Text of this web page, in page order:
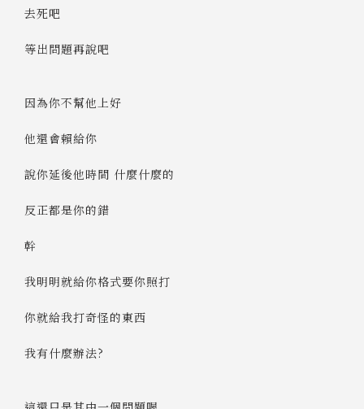
去死吧
等出問題再說吧
因為你不幫他上好
他還會賴給你
說你延後他時間 什麼什麼的
反正都是你的錯
幹
我明明就給你格式要你照打
你就給我打奇怪的東西
我有什麼辦法?